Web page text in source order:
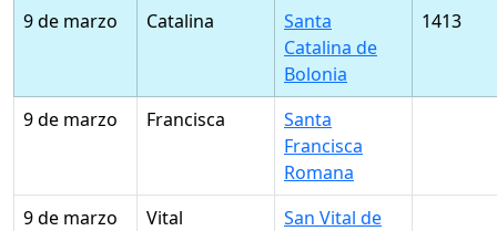
9 de marzo
Catalina
Santa
Catalina de
Bolonia
1413
9 de marzo Francisca
Santa
Francisca
Romana
9 de marzo
Vital
San Vital de